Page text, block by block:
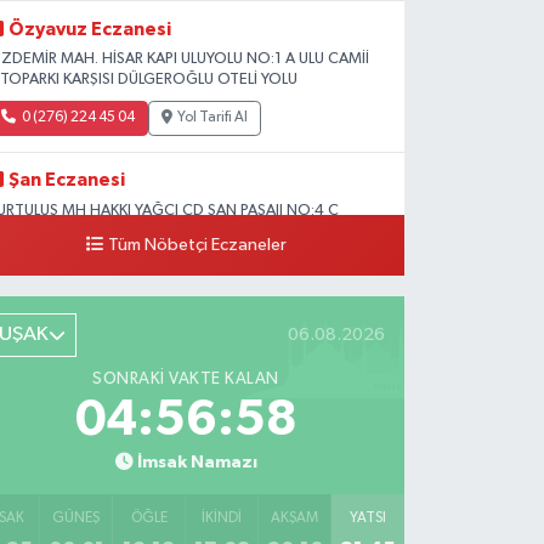
Özyavuz Eczanesi
MAH. HİSAR KAPI ULUYOLU NO:1 A ULU CAMİİ
KARŞISI DÜLGEROĞLU OTELİ YOLU
0 (276) 224 45 04 Yol Tarifi Al
Şan Eczanesi
MH HAKKI YAĞCI CD ŞAN PASAJI NO:4 C
Tüm Nöbetçi Eczaneler
UŞAK 06.08.2026
SONRAKI VAKTE KALAN
04:56:56
İmsak Namazı
GÜNEŞ ÖĞLE İKINDI AKŞAM YATSI